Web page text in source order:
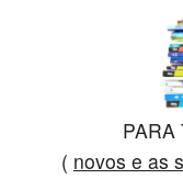
PARA
( novos e as